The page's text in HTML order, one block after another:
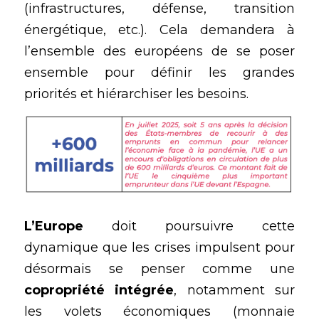
(infrastructures, défense, transition
énergétique, etc.). Cela demandera à
l’ensemble des européens de se poser
ensemble pour définir les grandes
priorités et hiérarchiser les besoins.
L’Europe doit poursuivre cette
dynamique que les crises impulsent pour
copropriété intégrée, notamment sur
les volets économiques (monnaie